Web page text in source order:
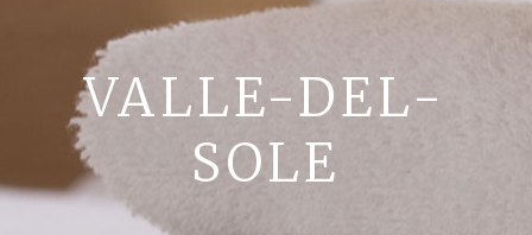
Appartamenti
L’agriturismo
La Val D’Orcia
VALLE-DEL-
SOLE